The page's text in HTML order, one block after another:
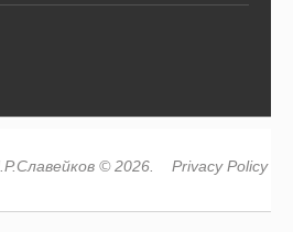
© 2026. Privacy Policy